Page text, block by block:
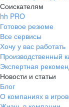
Соискателям
hh PRO
Готовое резюме
Все сервисы
Хочу у вас работать
Производственный
Экспертная
Новости и статьи
Блог
О компаниях в